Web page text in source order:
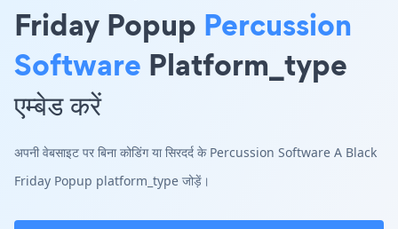
Friday Popup Percussion
Software Platform_type
एम्बेड करें
अपनी वेबसाइट पर बिना कोडिंग या सिरदर्द के Percussion Software A Black
Friday Popup platform_type जोड़ें।